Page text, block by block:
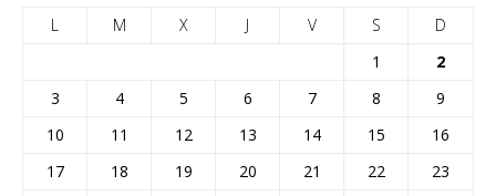
L
M X J V S
D
1
2
3
4 5 6 7 8
9
10
11 12 13 14 15
16
17
18 19 20 21 22
23